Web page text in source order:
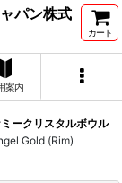
パン株式
カート
案内
ークリスタルボウル
Gold (Rim)